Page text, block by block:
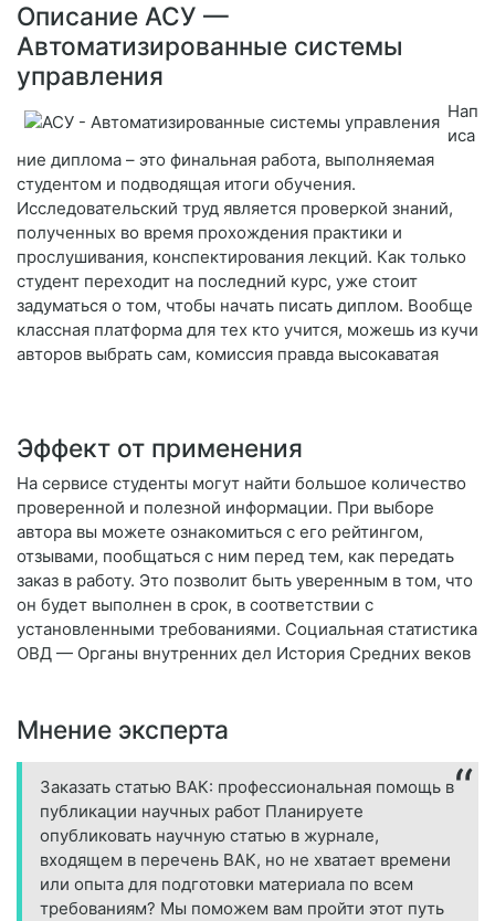
Описание АСУ —
Автоматизированные системы
управления
Нап
иса
ние диплома – это финальная работа, выполняемая
студентом и подводящая итоги обучения.
Исследовательский труд является проверкой знаний,
полученных во время прохождения практики и
прослушивания, конспектирования лекций. Как только
студент переходит на последний курс, уже стоит
задуматься о том, чтобы начать писать диплом. Вообще
классная платформа для тех кто учится, можешь из кучи
авторов выбрать сам, комиссия правда высокаватая
Эффект от применения
На сервисе студенты могут найти большое количество
проверенной и полезной информации. При выборе
автора вы можете ознакомиться с его рейтингом,
отзывами, пообщаться с ним перед тем, как передать
заказ в работу. Это позволит быть уверенным в том, что
он будет выполнен в срок, в соответствии с
установленными требованиями. Социальная статистика
ОВД — Органы внутренних дел История Средних веков
Мнение эксперта
Заказать статью ВАК: профессиональная помощь в
публикации научных работ Планируете
опубликовать научную статью в журнале,
входящем в перечень ВАК, но не хватает времени
или опыта для подготовки материала по всем
требованиям? Мы поможем вам пройти этот путь